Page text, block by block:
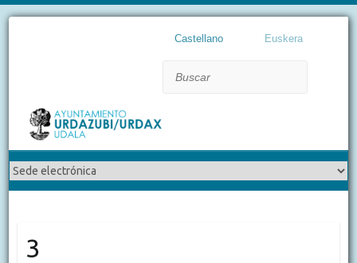
Castellano Euskera
3